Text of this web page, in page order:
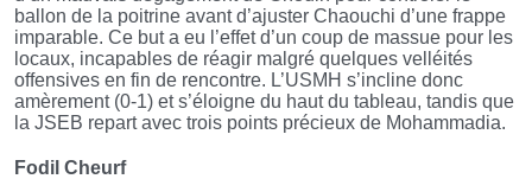
ballon de la poitrine avant d’ajuster Chaouchi d’une frappe
imparable. Ce but a eu l’effet d’un coup de massue pour les
locaux, incapables de réagir malgré quelques velléités
offensives en fin de rencontre. L’USMH s’incline donc
amèrement (0-1) et s’éloigne du haut du tableau, tandis que
la JSEB repart avec trois points précieux de Mohammadia.
Fodil Cheurf